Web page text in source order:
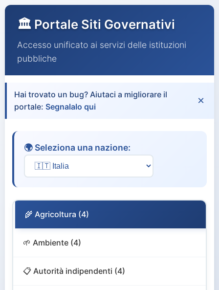
🏛️ Portale Siti Governativi
Accesso unificato ai servizi delle istituzioni
pubbliche
Hai trovato un bug? Aiutaci a migliorare il
portale: Segnalalo qui ×
🌍 Seleziona una nazione:
🌾 Agricoltura (4)
🌱 Ambiente (4)
📋 Autorità indipendenti (4)